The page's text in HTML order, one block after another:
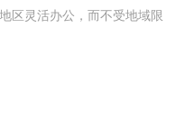
区灵活办公，而不受地域限